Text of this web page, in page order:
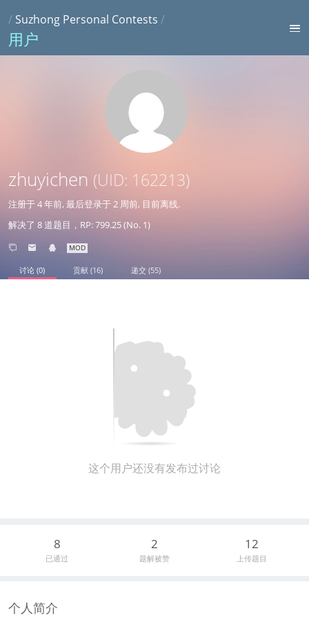
/ Suzhong Personal Contests /
用户
zhuyichen (UID: 162213)
注册于4 年前, 最后登录于2 周前, 目前离线.
解决了 8 道题目，RP: 799.25 (No. 1)
MOD
讨论 (0) 贡献 (16) 递交 (55)
这个用户还没有发布过讨论
8
已通过
2
题解被赞
12
上传题目
个人简介